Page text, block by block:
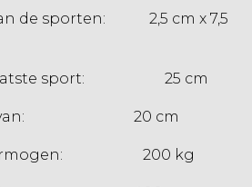
de sporten: 2,5 cm x 7,5
laatste sport: 25 cm
van: 20 cm
200 kg